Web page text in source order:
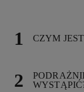
CZYM